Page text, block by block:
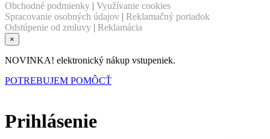
Obchodné podmienky | Využívanie cookies
Spracovanie osobných údajov | Reklamačný poriadok
Odstúpenie od zmluvy | Reklamácia
×
NOVINKA! elektronický nákup vstupeniek.
POTREBUJEM POMÔCŤ
Prihlásenie